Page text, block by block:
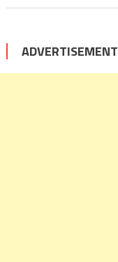
ADVERTISEMENT